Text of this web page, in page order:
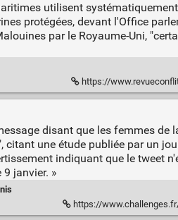
utilisent
protégées, devant l'Office
par le Royaume-Uni,
https://
disant que les femmes de
une étude publiée par un
indiquant que le tweet
janvier. »
https://www.challenges.fr/monde/twitter-